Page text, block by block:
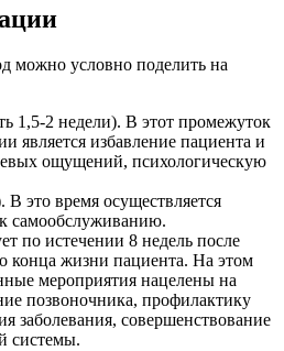
можно условно поделить на
1,5-2 недели). В этот промежуток
является избавление пациента и
ощущений, психологическую
В это время осуществляется
самообслуживанию.
по истечении 8 недель после
конца жизни пациента. На этом
мероприятия нацелены на
позвоночника, профилактику
заболевания, совершенствование
системы.